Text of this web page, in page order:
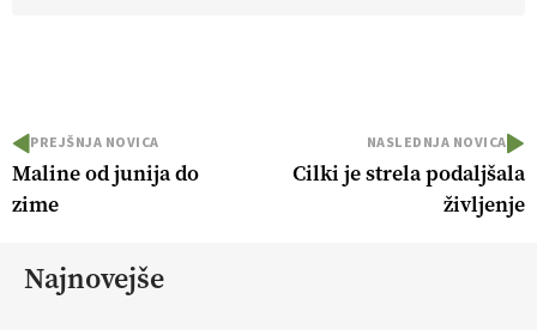
PREJŠNJA NOVICA
Maline od junija do
zime
NASLEDNJA NOVICA
Cilki je strela podaljšala
življenje
Najnovejše